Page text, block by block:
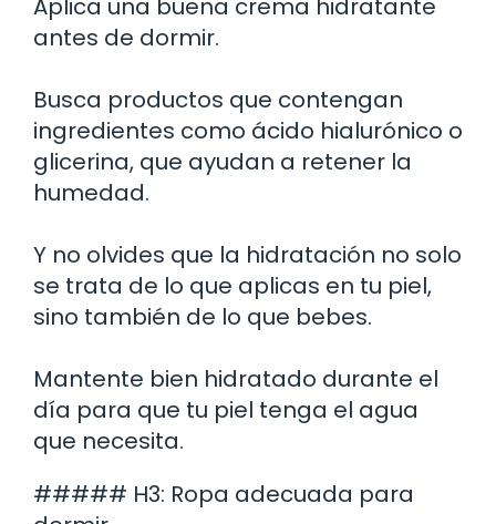
Aplica una buena crema hidratante
antes de dormir.
Busca productos que contengan
ingredientes como ácido hialurónico o
glicerina, que ayudan a retener la
humedad.
Y no olvides que la hidratación no solo
se trata de lo que aplicas en tu piel,
sino también de lo que bebes.
Mantente bien hidratado durante el
día para que tu piel tenga el agua
que necesita.
##### H3: Ropa adecuada para